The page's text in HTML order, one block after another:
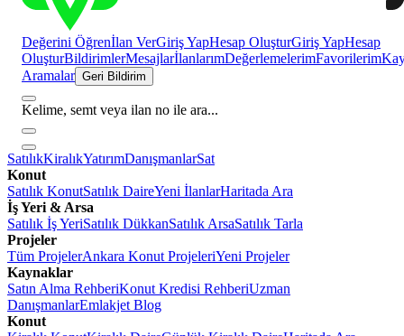
Değerini Öğrenİlan VerGiriş YapHesap OluşturGiriş YapHesap
OluşturBildirimlerMesajlarİlanlarımDeğerlemelerimFavorilerim
Aramalar Geri Bildirim
Kelime, semt veya ilan no ile ara...
SatılıkKiralıkYatırımDanışmanlarSat
Konut
Satılık KonutSatılık DaireYeni İlanlarHaritada Ara
İş Yeri & Arsa
Satılık İş YeriSatılık DükkanSatılık ArsaSatılık Tarla
Projeler
Tüm ProjelerAnkara Konut ProjeleriYeni Projeler
Kaynaklar
Satın Alma RehberiKonut Kredisi RehberiUzman
DanışmanlarEmlakjet Blog
Konut